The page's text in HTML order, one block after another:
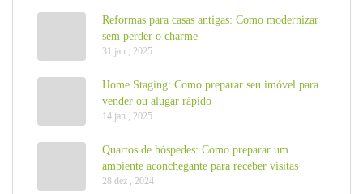
Reformas para casas antigas: Como modernizar
sem perder o charme
31 jan , 2025
Home Staging: Como preparar seu imóvel para
vender ou alugar rápido
14 jan , 2025
Quartos de hóspedes: Como preparar um
ambiente aconchegante para receber visitas
28 dez , 2024